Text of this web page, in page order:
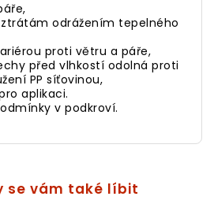
odrážením tepelného
proti větru a páře,
před vlhkostí odolná proti
PP síťovinou,
aplikaci.
v podkroví.
se vám také líbit